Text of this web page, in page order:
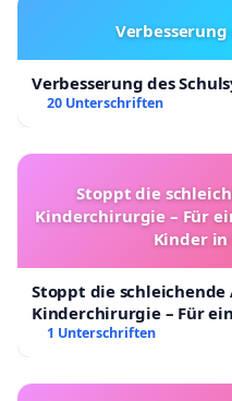
Verbesserung
Verbesserung des
20 Unterschriften
Stoppt die
Kinderchirurgie – Für
Kinder
Stoppt die
Kinderchirurgie – Für
Kinder in Deutschland
1 Unterschriften